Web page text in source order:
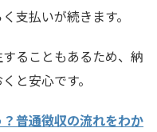
支払いが続きます。
ることもあるため、納
と安心です。
普通徴収の流れをわか